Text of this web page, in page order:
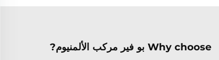
Why choose بو فير مركب الألمنيوم?